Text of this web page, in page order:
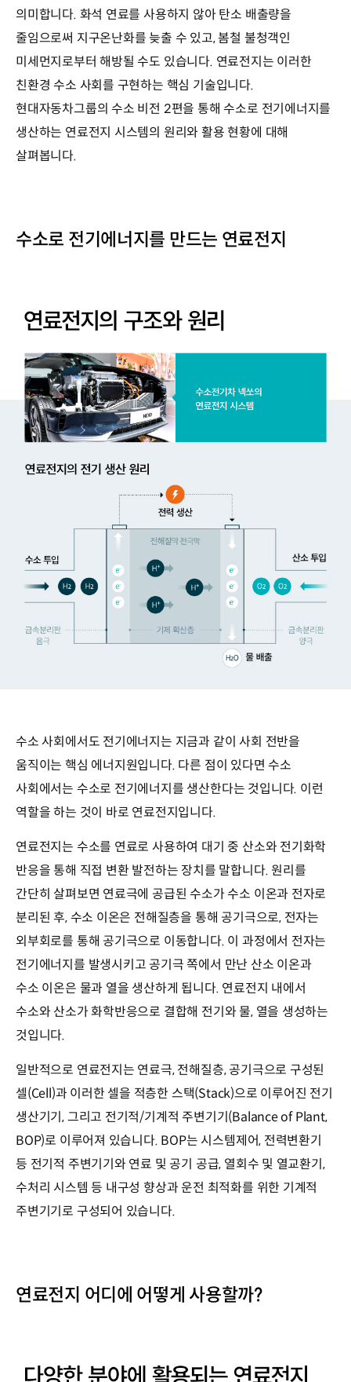
의미합니다. 화석 연료를 사용하지 않아 탄소 배출량을
줄임으로써 지구온난화를 늦출 수 있고, 봄철 불청객인
미세먼지로부터 해방될 수도 있습니다. 연료전지는 이러한
친환경 수소 사회를 구현하는 핵심 기술입니다.
현대자동차그룹의 수소 비전 2편을 통해 수소로 전기에너지를
생산하는 연료전지 시스템의 원리와 활용 현황에 대해
살펴봅니다.
수소로 전기에너지를 만드는 연료전지
수소 사회에서도 전기에너지는 지금과 같이 사회 전반을
움직이는 핵심 에너지원입니다. 다른 점이 있다면 수소
사회에서는 수소로 전기에너지를 생산한다는 것입니다. 이런
역할을 하는 것이 바로 연료전지입니다.
연료전지는 수소를 연료로 사용하여 대기 중 산소와 전기화학
반응을 통해 직접 변환 발전하는 장치를 말합니다. 원리를
간단히 살펴보면 연료극에 공급된 수소가 수소 이온과 전자로
분리된 후, 수소 이온은 전해질층을 통해 공기극으로, 전자는
외부회로를 통해 공기극으로 이동합니다. 이 과정에서 전자는
전기에너지를 발생시키고 공기극 쪽에서 만난 산소 이온과
수소 이온은 물과 열을 생산하게 됩니다. 연료전지 내에서
수소와 산소가 화학반응으로 결합해 전기와 물, 열을 생성하는
것입니다.
일반적으로 연료전지는 연료극, 전해질층, 공기극으로 구성된
셀(Cell)과 이러한 셀을 적층한 스택(Stack)으로 이루어진 전기
생산기기, 그리고 전기적/기계적 주변기기(Balance of Plant,
BOP)로 이루어져 있습니다. BOP는 시스템제어, 전력변환기
등 전기적 주변기기와 연료 및 공기 공급, 열회수 및 열교환기,
수처리 시스템 등 내구성 향상과 운전 최적화를 위한 기계적
주변기기로 구성되어 있습니다.
연료전지 어디에 어떻게 사용할까?